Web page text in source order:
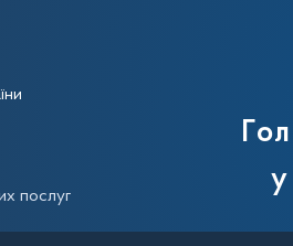
Державної
послуг